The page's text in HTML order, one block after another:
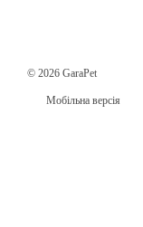
© 2026 GaraPet
Мобільна версія